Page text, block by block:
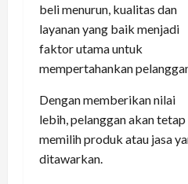
beli menurun, kualitas dan
layanan yang baik menjadi
faktor utama untuk
mempertahankan
Dengan memberikan nilai
lebih, pelanggan akan tetap
memilih produk atau jasa
ditawarkan.